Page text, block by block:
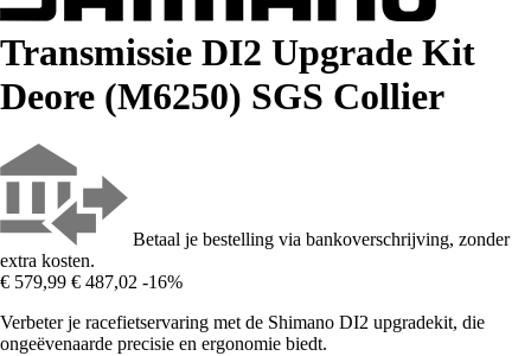
Transmissie DI2 Upgrade Kit
Deore (M6250) SGS Collier
Betaal je bestelling via bankoverschrijving, zonder
extra kosten.
€ 579,99 € 487,02 -16%
Verbeter je racefietservaring met de Shimano DI2 upgradekit, die
ongeëvenaarde precisie en ergonomie biedt.